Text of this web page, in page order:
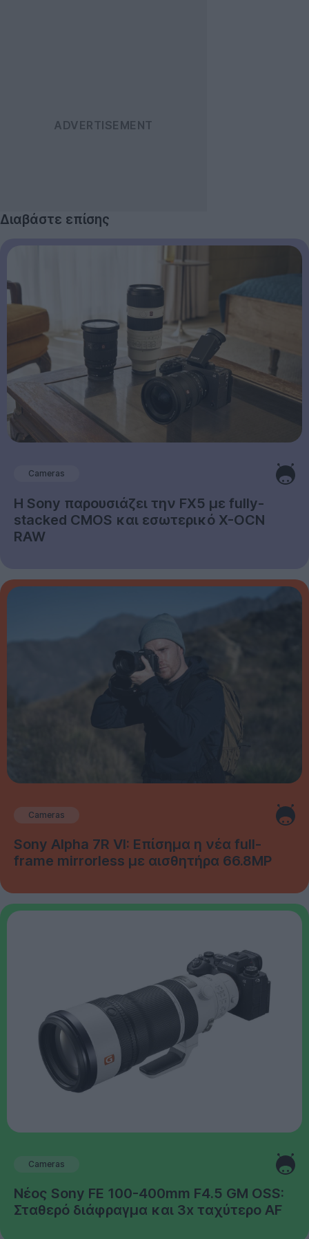
Διαβάστε επίσης
Cameras
Η Sony παρουσιάζει την FX5 με fully-
stacked CMOS και εσωτερικό X-OCN
RAW
Cameras
Sony Alpha 7R VI: Επίσημα η νέα full-
frame mirrorless με αισθητήρα 66.8MP
Cameras
Νέος Sony FE 100-400mm F4.5 GM OSS:
Σταθερό διάφραγμα και 3x ταχύτερο AF